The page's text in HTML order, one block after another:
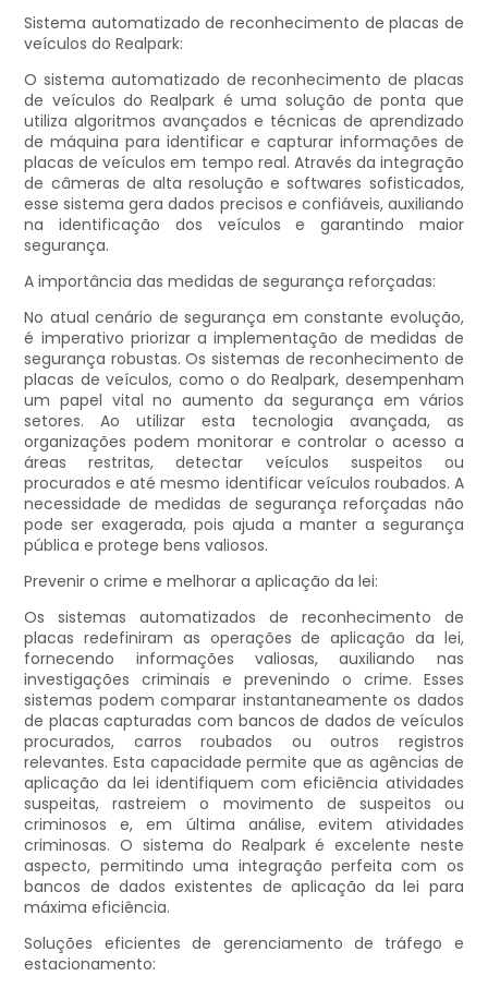
Sistema automatizado de reconhecimento de placas de
veículos do Realpark:
O sistema automatizado de reconhecimento de placas
de veículos do Realpark é uma solução de ponta que
utiliza algoritmos avançados e técnicas de aprendizado
de máquina para identificar e capturar informações de
placas de veículos em tempo real. Através da integração
de câmeras de alta resolução e softwares sofisticados,
esse sistema gera dados precisos e confiáveis, auxiliando
na identificação dos veículos e garantindo maior
segurança.
A importância das medidas de segurança reforçadas:
No atual cenário de segurança em constante evolução,
é imperativo priorizar a implementação de medidas de
segurança robustas. Os sistemas de reconhecimento de
placas de veículos, como o do Realpark, desempenham
um papel vital no aumento da segurança em vários
setores. Ao utilizar esta tecnologia avançada, as
organizações podem monitorar e controlar o acesso a
áreas restritas, detectar veículos suspeitos ou
procurados e até mesmo identificar veículos roubados. A
necessidade de medidas de segurança reforçadas não
pode ser exagerada, pois ajuda a manter a segurança
pública e protege bens valiosos.
Prevenir o crime e melhorar a aplicação da lei:
Os sistemas automatizados de reconhecimento de
placas redefiniram as operações de aplicação da lei,
fornecendo informações valiosas, auxiliando nas
investigações criminais e prevenindo o crime. Esses
sistemas podem comparar instantaneamente os dados
de placas capturadas com bancos de dados de veículos
procurados, carros roubados ou outros registros
relevantes. Esta capacidade permite que as agências de
aplicação da lei identifiquem com eficiência atividades
suspeitas, rastreiem o movimento de suspeitos ou
criminosos e, em última análise, evitem atividades
criminosas. O sistema do Realpark é excelente neste
aspecto, permitindo uma integração perfeita com os
bancos de dados existentes de aplicação da lei para
máxima eficiência.
Soluções eficientes de gerenciamento de tráfego e
estacionamento: